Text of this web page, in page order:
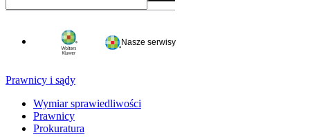
Nasze serwisy
Prawnicy i sądy
Wymiar sprawiedliwości
Prawnicy
Prokuratura